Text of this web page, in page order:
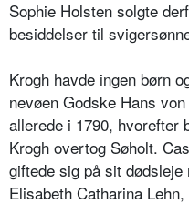
Sophie Holsten solgte
besiddelser til
Krogh havde ingen børn
nevøen Godske Hans
allerede i 1790, hvorefter
Krogh overtog Søholt.
giftede sig på sit
Elisabeth Catharina